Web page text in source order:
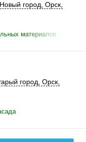
город, Орск
материалов
город, Орск